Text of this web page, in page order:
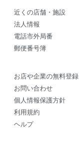
近くの店舗・施設
法人情報
電話市外局番
郵便番号簿
お店や企業の無料登録
お問い合わせ
個人情報保護方針
利用規約
ヘルプ